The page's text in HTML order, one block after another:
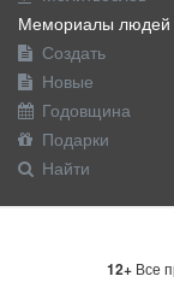
Мемориалы людей
Создать
Новые
Годовщина
Подарки
Найти
12+ Все